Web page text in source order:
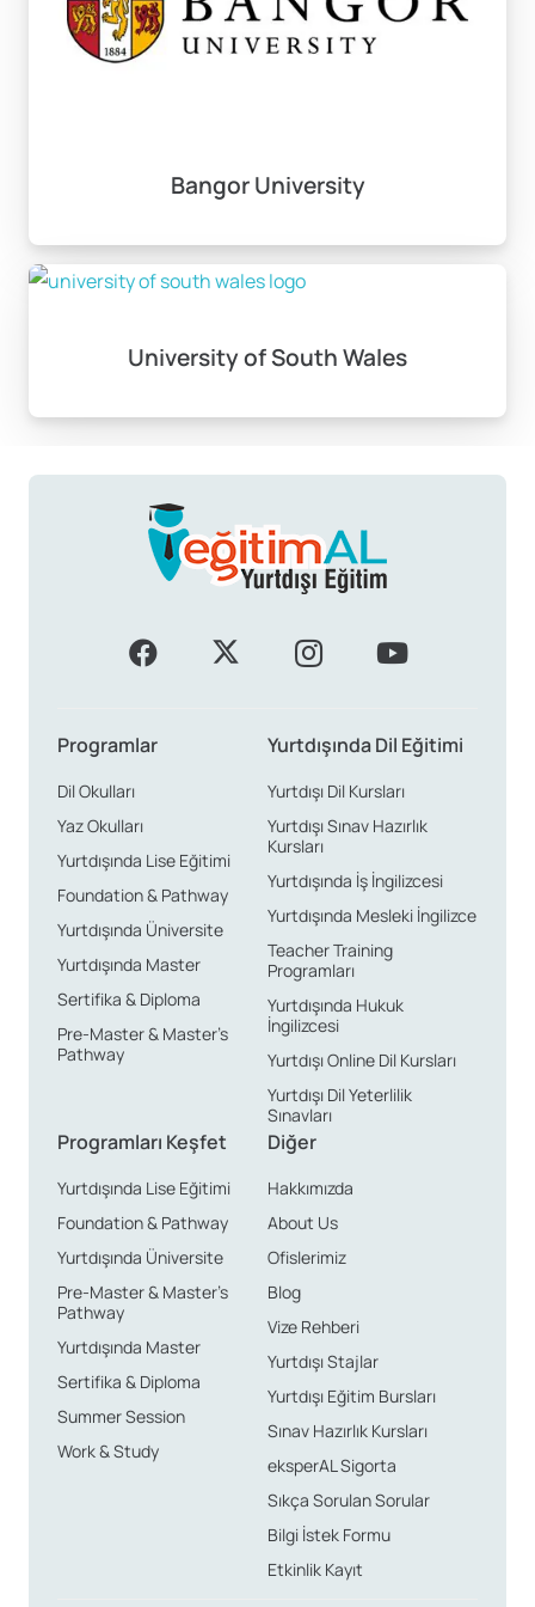
burs başvuruları için belirli bir akademik başarı ve dil
yeterliliği gibi kriterler aranmaktadır. Galler’de lisans
Galler’de lisans programlarına başvurmak için birden
ve Kolejler Kabul Hizmeti (UCAS) aracılığıyla
başvuru yapmanıza imkan tanır. Alternatif olarak, bazı
Yüksek lisans başvurularında ise, genellikle doğrudan
üniversitelere başvurmanız gerekecektir. Başvuru
sürecinde, İngilizce dil yeterliliğinizi belgelerle
uluslararası dil yeterlilik sınavlarından iyi bir puan
almanız, kabul şansınızı artıracaktır. Başvuru
açısından gereklidir.
Galler’de Eğitim Almanın
Avantajları
Galler’de eğitim almanın birçok avantajı bulunmaktadır.
Öncelikle, Galler üniversiteleri yüksek akademik
standartlara sahiptir ve sunulan diplomalar
uluslararası alanda tanınmaktadır. Kültürel çeşitlilik,
farklı uluslar ve etnik grupların bir arada yaşamasıyla
beslendiği için, öğrencilerin sosyal gelişimlerine büyük
katkılar sağlar.
Ayrıca, Galler’deki öğrenci hayatı, farklı kültürlerle
etkileşime geçme ve yeni arkadaşlıklar kurma fırsatları
sunmaktadır. Bu deneyim, sadece akademik olarak
değil, aynı zamanda kişisel gelişiminizi de olumlu yönde
etkileyecektir. Galler’de lisans eğitimi alan bir öğrenci
olarak, uluslararası bir perspektif kazanacak ve farklı
bakış açılarıyla zenginleşeceksiniz.
Galler’de lisans eğitimi
neden önemlidir?
Galler’de lisans eğitimi, sekiz üniversitede sunulan
Bangor University
University of South Wales
Programlar
Dil Okulları
Yaz Okulları
Yurtdışında Lise Eğitimi
Foundation & Pathway
Yurtdışında Üniversite
Yurtdışında Master
Sertifika & Diploma
Pre-Master & Master’s
Pathway
Yurtdışında Dil Eğitimi
Yurtdışı Dil Kursları
Yurtdışı Sınav Hazırlık
Kursları
Yurtdışında İş İngilizcesi
Yurtdışında Mesleki İngilizce
Teacher Training
Programları
Yurtdışında Hukuk
İngilizcesi
Yurtdışı Online Dil Kursları
Yurtdışı Dil Yeterlilik
Sınavları
Programları Keşfet
Yurtdışında Lise Eğitimi
Foundation & Pathway
Yurtdışında Üniversite
Pre-Master & Master’s
Pathway
Yurtdışında Master
Sertifika & Diploma
Summer Session
Work & Study
Diğer
Hakkımızda
About Us
Ofislerimiz
Blog
Vize Rehberi
Yurtdışı Stajlar
Yurtdışı Eğitim Bursları
Sınav Hazırlık Kursları
eksperAL Sigorta
Sıkça Sorulan Sorular
Bilgi İstek Formu
Etkinlik Kayıt